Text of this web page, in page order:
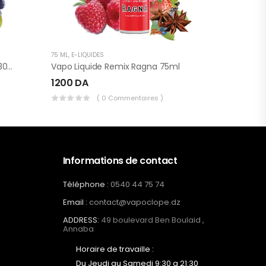
Vapo Liquide Remix Purple Lips 30ml
75 ML, E-LIQUIDES
Vapo Liquide Remix Ragna 75ml
1200 DA
( 0 Commentaires )
Informations de contact
Téléphone : 0540 44 75 74
Email : contact@vapoclope.dz
ADDRESS: 49 boulevard Ben Boulaid ,
Annaba
Horaire de travaille :
Du Jeudi au Samedi 9:30 a 21:30